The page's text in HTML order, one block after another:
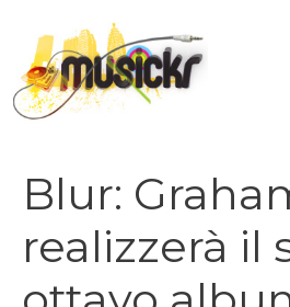
contenuto
Blur:
realizzerà il